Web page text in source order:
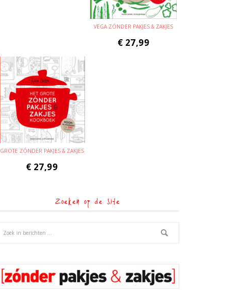
VEGA ZÓNDER PAKJES & ZAKJES
€ 27,99
GROTE ZÓNDER PAKJES & ZAKJES
€ 27,99
Zoeken op de site